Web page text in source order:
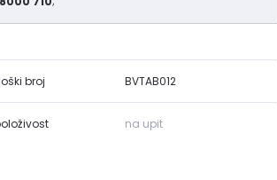
broj BVTAB012
na upit